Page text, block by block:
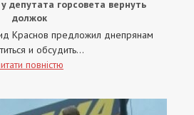
депутата горсовета вернуть
должок
Краснов предложил днепрянам
и обсудить...
повністю